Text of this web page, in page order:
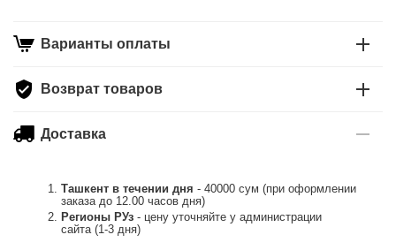
Варианты оплаты
Возврат товаров
Доставка
Ташкент в течении дня - 40000 сум (при оформлении
заказа до 12.00 часов дня)
Регионы РУз - цену уточняйте у администрации
сайта (1-3 дня)